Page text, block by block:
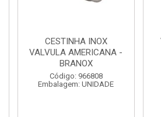
CESTINHA INOX
VALVULA AMERICANA -
BRANOX
Código: 966808
Embalagem: UNIDADE